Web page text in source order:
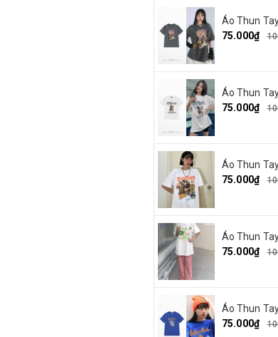
75.000₫
75.000₫
75.000₫
75.000₫
75.000₫